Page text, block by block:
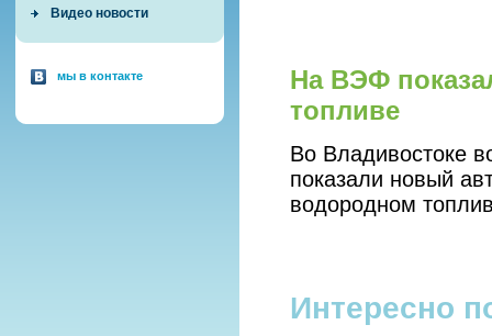
Видео новости
мы в контакте
На ВЭФ
топливе
Во Владивостоке
показали новый
водородном
Интересно